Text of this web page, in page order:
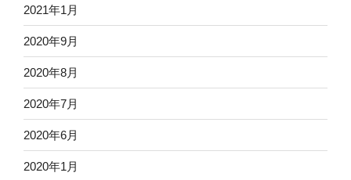
2021年1月
2020年9月
2020年8月
2020年7月
2020年6月
2020年1月